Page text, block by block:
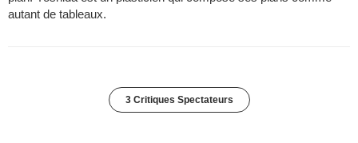
autant de tableaux.
3 Critiques Spectateurs